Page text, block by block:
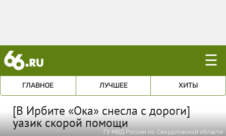
☰
ГЛАВНОЕ ЛУЧШЕЕ ХИТЫ
[В Ирбите «Ока» снесла с дороги]
уазик скорой помощи
ГУ МВД России по Свердловской области